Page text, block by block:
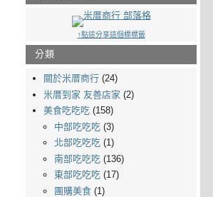
↑點這分享這個標標籤
分類
關於米厝商行 (24)
米厝到家 友善店家 (2)
美食吃吃吃 (158)
中部吃吃吃 (3)
北部吃吃吃 (1)
南部吃吃吃 (136)
東部吃吃吃 (17)
團購美食 (1)